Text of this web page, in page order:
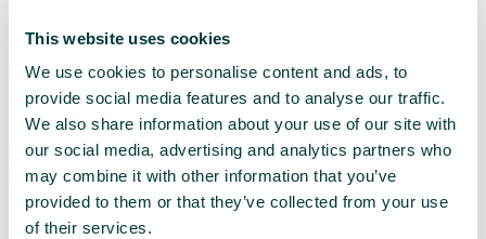
This website uses cookies
We use cookies to personalise content and ads, to
provide social media features and to analyse our traffic.
We also share information about your use of our site with
our social media, advertising and analytics partners who
may combine it with other information that you’ve
provided to them or that they’ve collected from your use
of their services.
Share:
PAST PRESENTATIONS
INNOVATE WITH HUAWEI - MACHINE LEARNING, BEST
PRACTICES, GROWING, DEVELOPER PROGRAMS
11:00 - 12:30, 6TH OF OCTOBER (THURSDAY) 2022/
WORKSHOPS